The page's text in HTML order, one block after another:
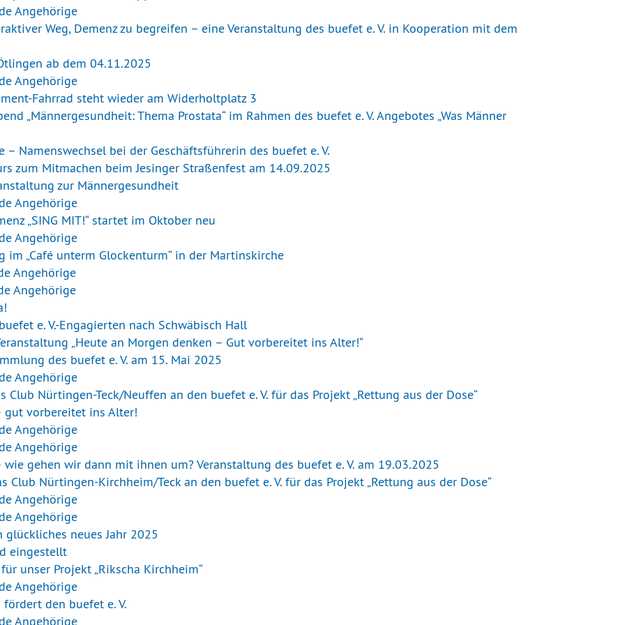
Angehörige
Weg, Demenz zu begreifen – eine Veranstaltung des buefet e. V. in Kooperation mit dem
ab dem 04.11.2025
Angehörige
Fahrrad steht wieder am Widerholtplatz 3
„Männergesundheit: Thema Prostata“ im Rahmen des buefet e. V. Angebotes „Was Männer
– Namenswechsel bei der Geschäftsführerin des buefet e. V.
zum Mitmachen beim Jesinger Straßenfest am 14.09.2025
zur Männergesundheit
Angehörige
„SING MIT!“ startet im Oktober neu
Angehörige
im „Café unterm Glockenturm“ in der Martinskirche
Angehörige
Angehörige
e. V.-Engagierten nach Schwäbisch Hall
„Heute an Morgen denken – Gut vorbereitet ins Alter!“
des buefet e. V. am 15. Mai 2025
Angehörige
Nürtingen-Teck/Neuffen an den buefet e. V. für das Projekt „Rettung aus der Dose“
gut vorbereitet ins Alter!
Angehörige
Angehörige
gehen wir dann mit ihnen um? Veranstaltung des buefet e. V. am 19.03.2025
Club Nürtingen-Kirchheim/Teck an den buefet e. V. für das Projekt „Rettung aus der Dose“
Angehörige
Angehörige
neues Jahr 2025
eingestellt
unser Projekt „Rikscha Kirchheim“
Angehörige
den buefet e. V.
Angehörige